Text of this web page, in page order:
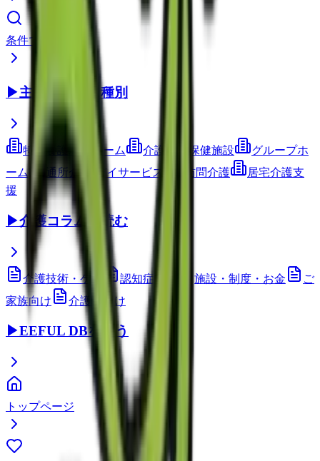
条件で検索
▶主要サービス種別
特別養護老人ホーム 介護老人保健施設
グループホ
ーム
通所介護(デイサービス) 訪問介護
居宅介護支
援
▶介護コラムを読む
介護技術・ケア 認知症ケア 施設・制度・お金
ご
家族向け
介護職向け
▶EEFUL DBを使う
トップページ